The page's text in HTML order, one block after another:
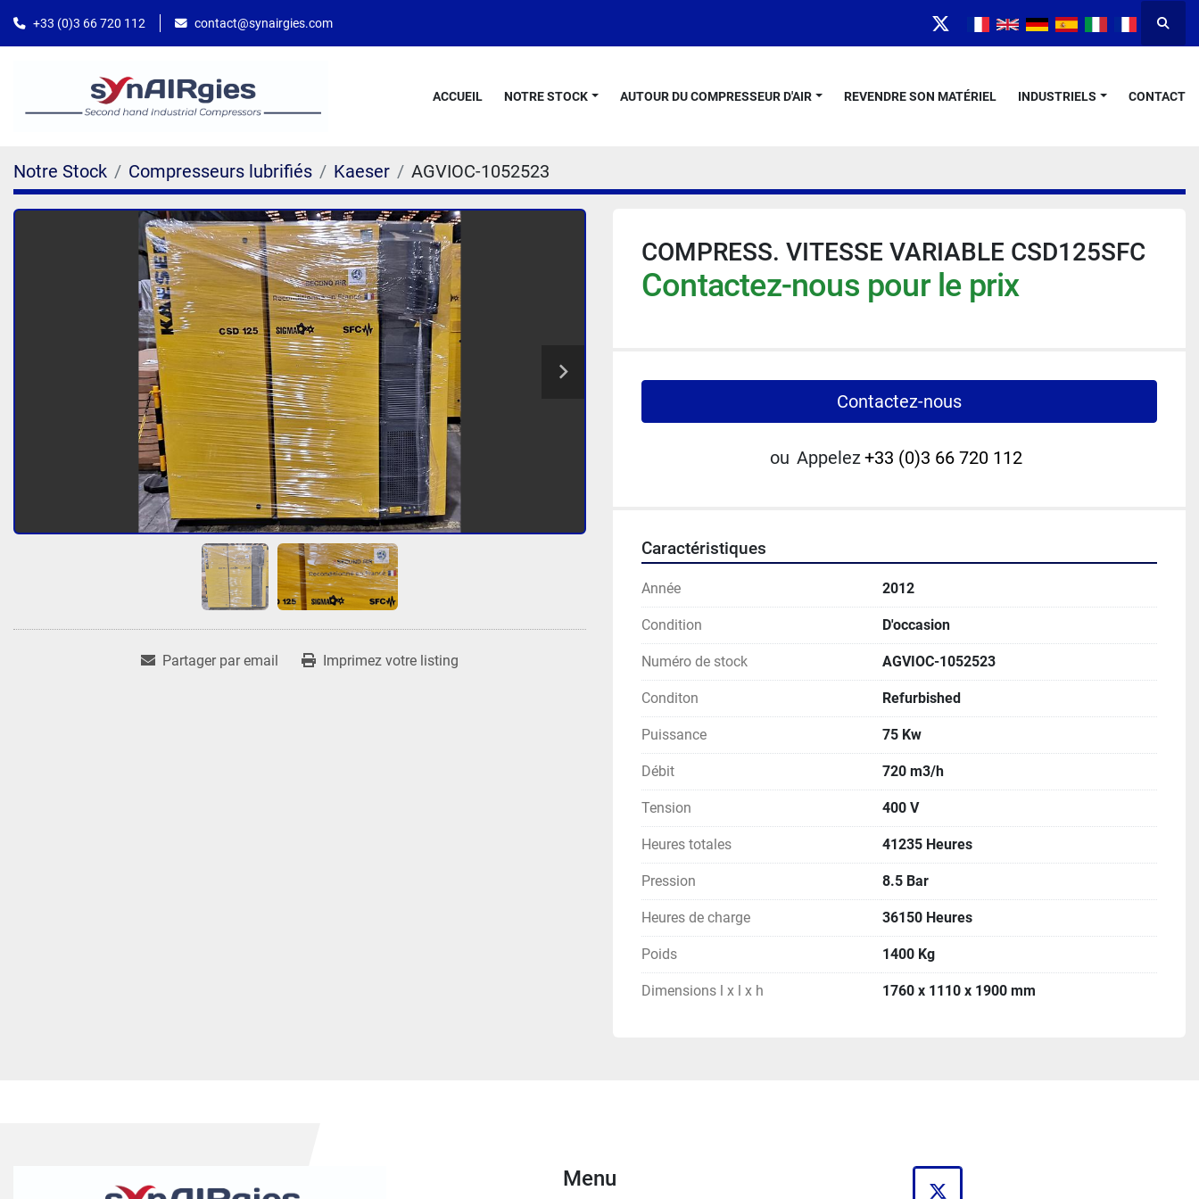
+33 (0)3 66 720 112 contact@synairgies.com
twitter
ACCUEIL NOTRE STOCK AUTOUR DU COMPRESSEUR D'AIR REVENDRE SON MATÉRIEL INDUSTRIELS CONTACT
Notre Stock Compresseurs lubrifiés Kaeser AGVIOC-1052523
Partager par email Imprimez votre listing
COMPRESS. VITESSE VARIABLE CSD125SFC
Contactez-nous pour le prix
Contactez-nous
ou Appelez+33 (0)3 66 720 112
Caractéristiques
Année 2012
Condition D'occasion
Numéro de stock AGVIOC-1052523
Conditon Refurbished
Puissance 75 Kw
Débit 720 m3/h
Tension 400 V
Heures totales 41235 Heures
Pression 8.5 Bar
Heures de charge 36150 Heures
Poids 1400 Kg
Dimensions l x l x h 1760 x 1110 x 1900 mm
Menu